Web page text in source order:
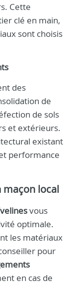
Cette
clé en main,
sont choisis
des
de
de sols
et extérieurs.
existant
performance
maçon local
vous
optimale.
les matériaux
pour
en cas de